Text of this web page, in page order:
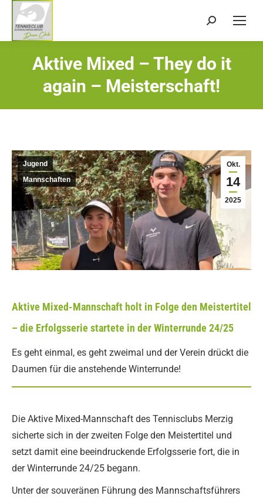
Search:
Aktive Mixed – They do it
again – Meisterschaft!
Okt.
14
2025
Jugend
Mannschaften
Aktive Mixed-Mannschaft holt in Folge den Meistertitel
– die Erfolgsserie startete in der Winterrunde 24/25
Es geht einmal, es geht zweimal und der Verein drückt die
Daumen für die anstehende Winterrunde!
Die Aktive Mixed-Mannschaft des Tennisclubs Merzig
sicherte sich in der zweiten Folge den Meistertitel und
setzt damit eine beeindruckende Erfolgsserie fort, die in
der Winterrunde 24/25 begann.
Unter der souveränen Führung des Mannschaftsführers